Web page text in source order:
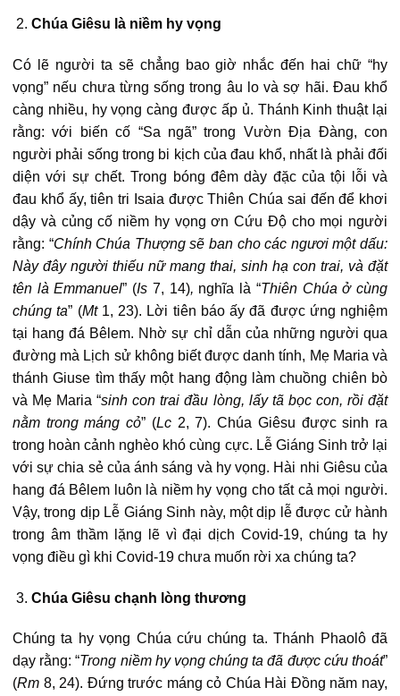
Chúa Giêsu là niềm hy vọng
Có lẽ người ta sẽ chẳng bao giờ nhắc đến hai chữ “hy
vọng” nếu chưa từng sống trong âu lo và sợ hãi. Đau khổ
càng nhiều, hy vọng càng được ấp ủ. Thánh Kinh thuật lại
rằng: với biến cố “Sa ngã” trong Vườn Địa Đàng, con
người phải sống trong bi kịch của đau khổ, nhất là phải đối
diện với sự chết. Trong bóng đêm dày đặc của tội lỗi và
đau khổ ấy, tiên tri Isaia được Thiên Chúa sai đến để khơi
dậy và củng cố niềm hy vọng ơn Cứu Độ cho mọi người
rằng: “Chính Chúa Thượng sẽ ban cho các ngươi một dấu:
Này đây người thiếu nữ mang thai, sinh hạ con trai, và đặt
tên là Emmanuel” (Is 7, 14), nghĩa là “Thiên Chúa ở cùng
chúng ta” (Mt1, 23). Lời tiên báo ấy đã được ứng nghiệm
tại hang đá Bêlem. Nhờ sự chỉ dẫn của những người qua
đường mà Lịch sử không biết được danh tính, Mẹ Maria và
thánh Giuse tìm thấy một hang động làm chuồng chiên bò
và Mẹ Maria “sinh con trai đầu lòng, lấy tã bọc con, rồi đặt
nằm trong máng cỏ” (Lc2, 7). Chúa Giêsu được sinh ra
trong hoàn cảnh nghèo khó cùng cực. Lễ Giáng Sinh trở lại
với sự chia sẻ của ánh sáng và hy vọng. Hài nhi Giêsu của
hang đá Bêlem luôn là niềm hy vọng cho tất cả mọi người.
Vậy, trong dịp Lễ Giáng Sinh này, một dịp lễ được cử hành
trong âm thầm lặng lẽ vì đại dịch Covid-19, chúng ta hy
vọng điều gì khi Covid-19 chưa muốn rời xa chúng ta?
Chúa Giêsu chạnh lòng thương
Chúng ta hy vọng Chúa cứu chúng ta. Thánh Phaolô đã
dạy rằng: “Trong niềm hy vọng chúng ta đã được cứu thoát”
(Rm 8, 24). Đứng trước máng cỏ Chúa Hài Đồng năm nay,